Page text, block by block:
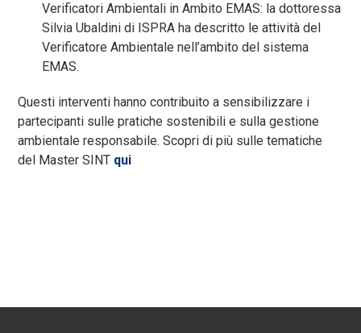
Verificatori Ambientali in Ambito EMAS: la dottoressa
Silvia Ubaldini di ISPRA ha descritto le attività del
Verificatore Ambientale nell’ambito del sistema
EMAS.
Questi interventi hanno contribuito a sensibilizzare i
partecipanti sulle pratiche sostenibili e sulla gestione
ambientale responsabile. Scopri di più sulle tematiche
del Master SINT qui